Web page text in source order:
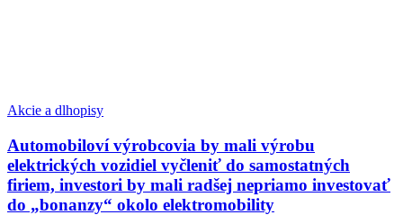
Akcie a dlhopisy
Automobiloví výrobcovia by mali výrobu
elektrických vozidiel vyčleniť do samostatných
firiem, investori by mali radšej nepriamo investovať
do „bonanzy“ okolo elektromobility